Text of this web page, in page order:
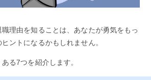
理由を知ることは、あなたが勇気をもっ
ントになるかもしれません。
る7つを紹介します。